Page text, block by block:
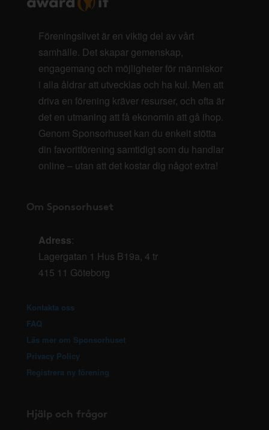
Föreningslivet är en viktig del av vårt
samhälle. Det skapar gemenskap,
engagemang och möjligheter för människor
i alla åldrar att utvecklas och ha kul. Men att
driva en förening kräver resurser, och ofta är
det en utmaning att få ekonomin att gå ihop.
Genom Sponsorhuset kan du enkelt stötta
din favoritförening samtidigt som du handlar
online – utan att det kostar dig något extra!
Om Sponsorhuset
Adress:
Lagergatan 1 Hus B19a, 4 tr
415 11 Göteborg
Kontakta oss
FAQ
Läs mer om Sponsorhuset
Privacy Policy
Registrera ny förening
Hjälp och frågor